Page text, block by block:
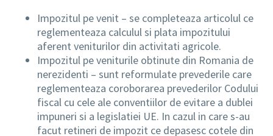
Impozitul pe venit – se completeaza articolul ce
reglementeaza calculul si plata impozitului
aferent veniturilor din activitati agricole.
Impozitul pe veniturile obtinute din Romania de
nerezidenti – sunt reformulate prevederile care
reglementeaza coroborarea prevederilor Codului
fiscal cu cele ale conventiilor de evitare a dublei
impuneri si a legislatiei UE. In cazul in care s-au
facut retineri de impozit ce depasesc cotele din